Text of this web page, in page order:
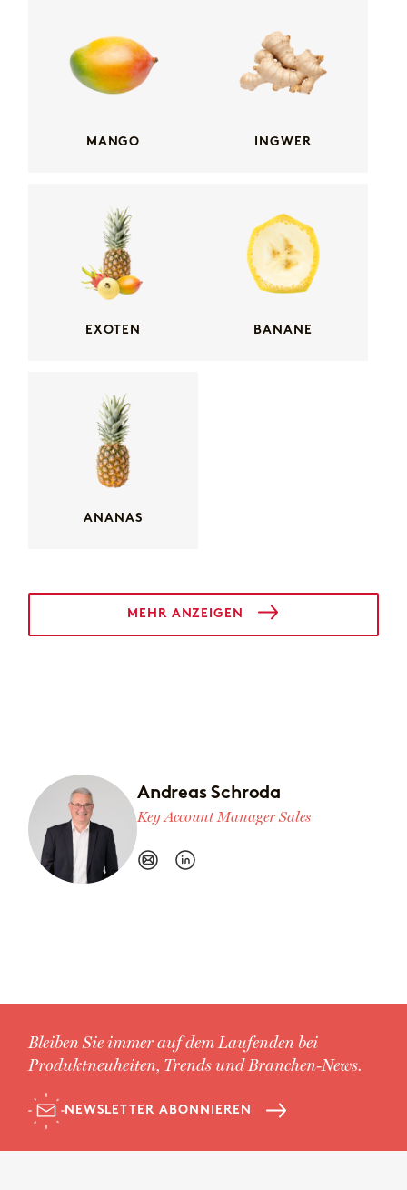
MANGO INGWER
EXOTEN BANANE
ANANAS
MEHR ANZEIGEN
Andreas Schroda
Key Account Manager Sales
Bleiben Sie immer auf dem Laufenden bei
Produktneuheiten, Trends und Branchen-News.
NEWSLETTER ABONNIEREN